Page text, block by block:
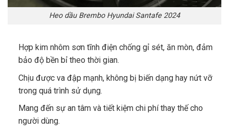
Heo dầu Brembo Hyundai Santafe 2024
Hợp kim nhôm sơn tĩnh điện chống gỉ sét, ăn mòn, đảm
bảo độ bền bỉ theo thời gian.
Chịu được va đập mạnh, không bị biến dạng hay nứt vỡ
trong quá trình sử dụng.
Mang đến sự an tâm và tiết kiệm chi phí thay thế cho
người dùng.